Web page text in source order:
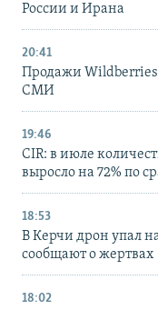
России и Ирана
20:41
Продажи Wildberries
СМИ
19:46
CIR: в июле
выросло на 72% по
18:53
В Керчи дрон упал
сообщают о жертвах
18:02